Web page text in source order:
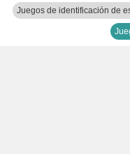
Juegos de identificación de